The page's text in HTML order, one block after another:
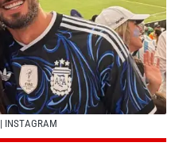
| INSTAGRAM